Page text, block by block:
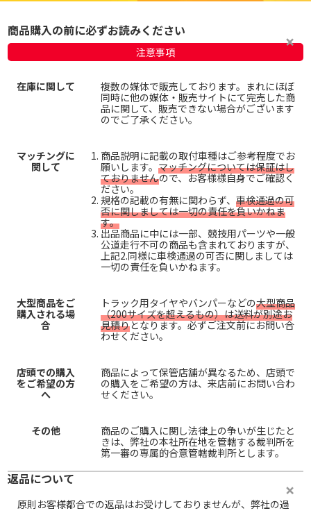
商品購入の前に必ずお読みください
注意事項
在庫に関して
複数の媒体で販売しております。まれにほぼ
同時に他の媒体・販売サイトにて完売した商
品に関して、販売できない場合がございます
のでご了承ください。
マッチングに
関して
商品説明に記載の取付車種はご参考程度でお
願いします。 マッチングについては保証はし
ておりませんので、お客様様自身でご確認く
ださい。
規格の記載の有無に関わらず、 車検通過の可
否に関しましては一切の責任を負いかねま
す。
出品商品に中には一部、競技用パーツや一般
公道走行不可の商品も含まれておりますが、
上記2.同様に車検通過の可否に関しましては
一切の責任を負いかねます。
大型商品をご
購入される場
合
トラック用タイヤやバンパーなどの大型商品
（200サイズを超えるもの）は送料が別途お
見積りとなります。必ずご注文前にお問い合
わせください。
店頭での購入
をご希望の方
へ
商品によって保管店舗が異なるため、店頭で
の購入をご希望の方は、来店前にお問い合わ
せください。
その他
商品のご購入に関し法律上の争いが生じたと
きは、弊社の本社所在地を管轄する裁判所を
第一審の専属的合意管轄裁判所とします。
返品について
原則お客様都合での返品はお受けしておりませんが、弊社の過